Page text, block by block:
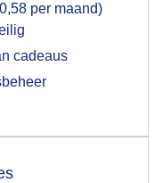
per maand)
cadeaus
op hebt gegeven,
je browser waarin
popup